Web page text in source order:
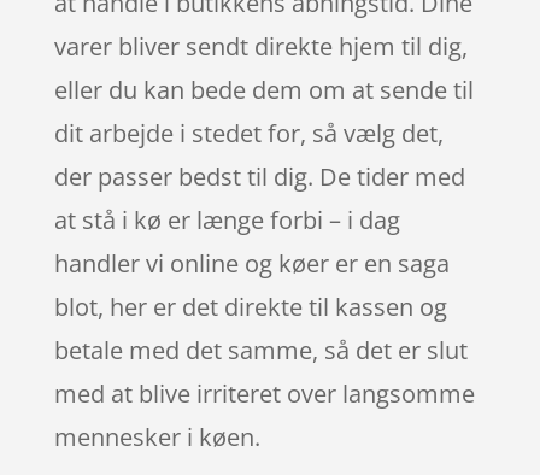
varer bliver sendt direkte hjem til dig,
eller du kan bede dem om at sende til
dit arbejde i stedet for, så vælg det,
der passer bedst til dig. De tider med
at stå i kø er længe forbi – i dag
handler vi online og køer er en saga
blot, her er det direkte til kassen og
betale med det samme, så det er slut
med at blive irriteret over langsomme
mennesker i køen.